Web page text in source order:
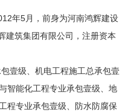
年5月，前身为河南鸿辉建设
建筑集团有限公司，注册资本
级、机电工程施工总承包壹
智能化工程专业承包壹级、地
程专业承包壹级、防水防腐保